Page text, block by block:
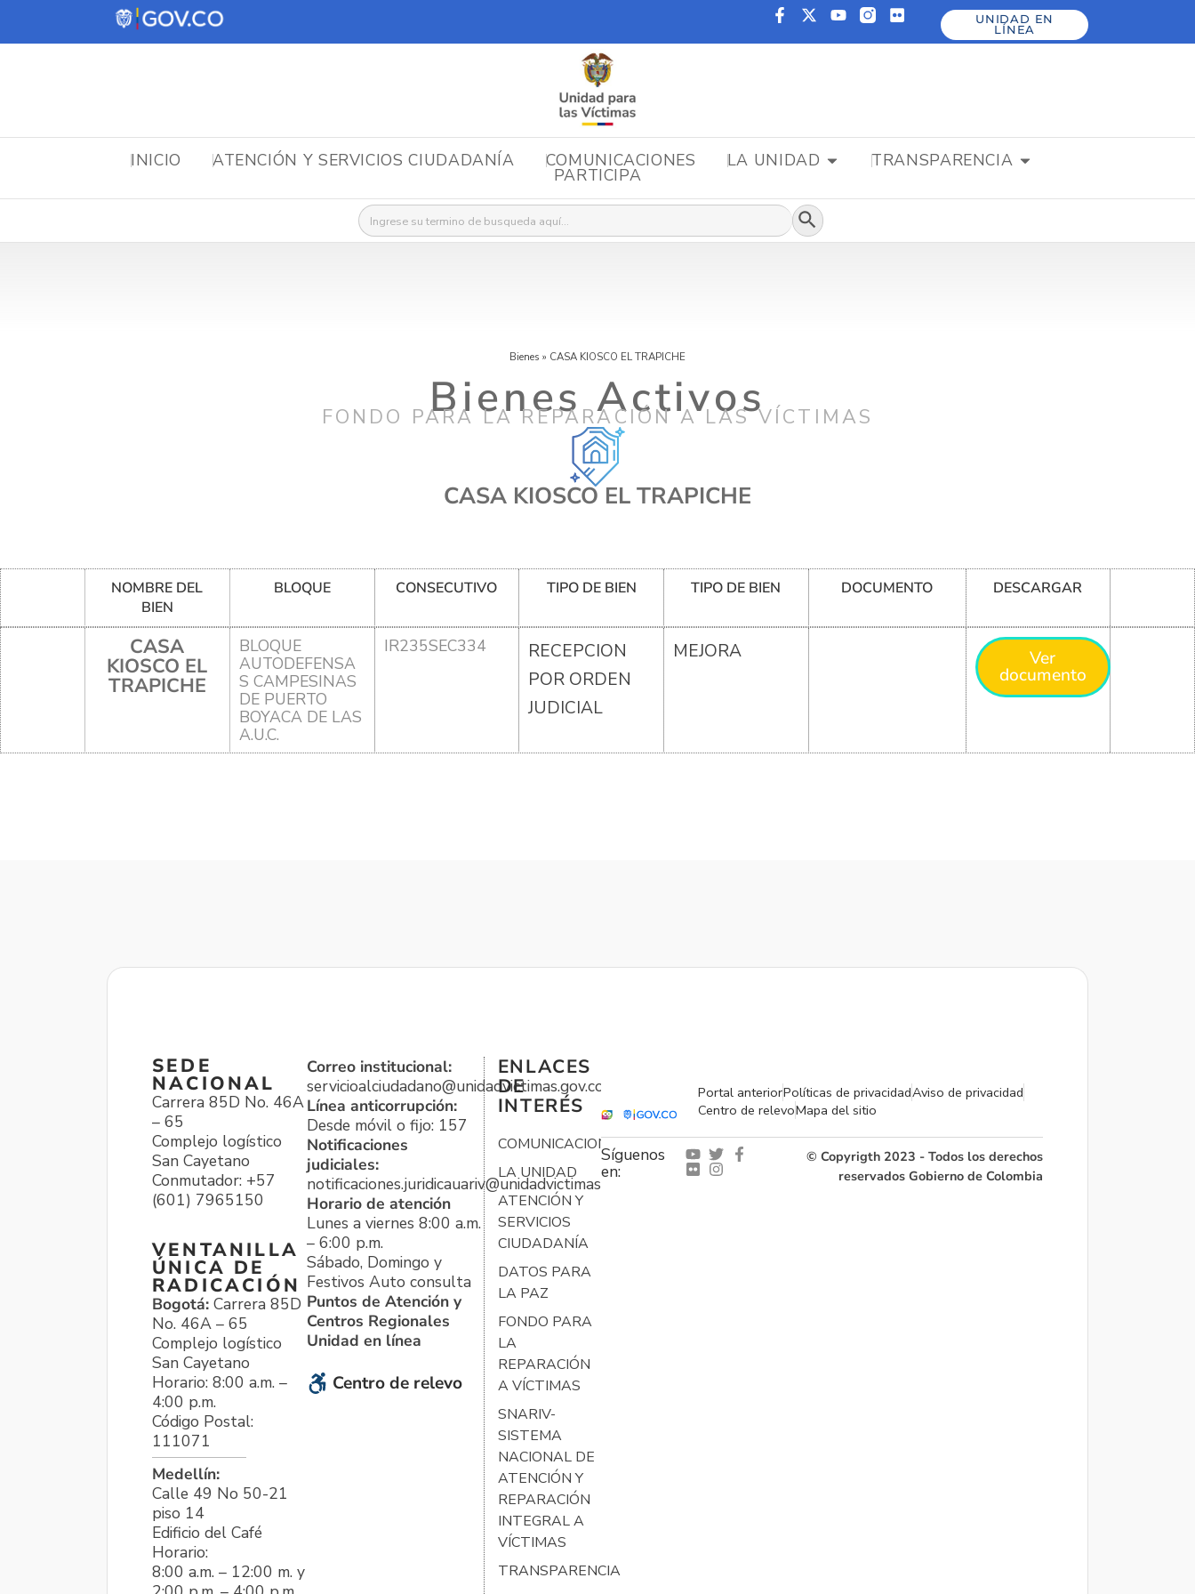
UNIDAD EN
LÍNEA
INICIO ATENCIÓN Y SERVICIOS CIUDADANÍA COMUNICACIONES LA UNIDAD TRANSPARENCIA
PARTICIPA
Buscar: Botón de búsqueda
Bienes » CASA KIOSCO EL TRAPICHE
Bienes Activos
FONDO PARA LA REPARACIÓN A LAS VÍCTIMAS
CASA KIOSCO EL TRAPICHE
NOMBRE DEL
BIEN
BLOQUE CONSECUTIVO TIPO DE BIEN TIPO DE BIEN DOCUMENTO DESCARGAR
CASA
KIOSCO EL
TRAPICHE
BLOQUE
AUTODEFENSA
S CAMPESINAS
DE PUERTO
BOYACA DE LAS
A.U.C.
IR235SEC334
RECEPCION
POR ORDEN
JUDICIAL
MEJORA Ver
documento
SEDE
NACIONAL
Carrera 85D No. 46A
– 65
Complejo logístico
San Cayetano
Conmutador: +57
(601) 7965150
VENTANILLA
ÚNICA DE
RADICACIÓN
Bogotá: Carrera 85D
No. 46A – 65
Complejo logístico
San Cayetano
Horario: 8:00 a.m. –
4:00 p.m.
Código Postal:
111071
Medellín:
Calle 49 No 50-21
piso 14
Edificio del Café
Horario:
8:00 a.m. – 12:00 m. y
Correo institucional:
servicioalciudadano@unidadvictimas.gov.co
Línea anticorrupción:
Desde móvil o fijo: 157
Notificaciones
judiciales:
notificaciones.juridicauariv@unidadvictimas.gov.co
Horario de atención
Lunes a viernes 8:00 a.m.
– 6:00 p.m.
Sábado, Domingo y
Festivos Auto consulta
Puntos de Atención y
Centros Regionales
Unidad en línea
Centro de relevo
ENLACES
DE
INTERÉS
COMUNICACIONES
LA UNIDAD
ATENCIÓN Y
SERVICIOS
CIUDADANÍA
DATOS PARA
LA PAZ
FONDO PARA
LA
REPARACIÓN
A VÍCTIMAS
SNARIV-
SISTEMA
NACIONAL DE
ATENCIÓN Y
REPARACIÓN
INTEGRAL A
VÍCTIMAS
TRANSPARENCIA
Portal anteriorPolíticas de privacidadAviso de privacidad
Centro de relevoMapa del sitio
Síguenos
en:
© Copyrigth 2023 - Todos los derechos
reservados Gobierno de Colombia